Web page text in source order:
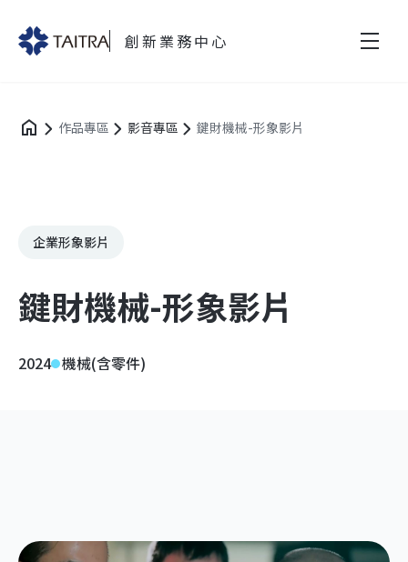
創新業務中心
作品專區 影音專區 鍵財機械-形象影片
企業形象影片
鍵財機械-形象影片
2024 機械(含零件)